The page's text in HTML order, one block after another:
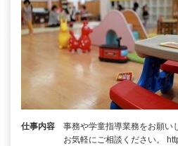
仕事内容
事務や学童指導業務をお願い
お気軽にご相談ください。